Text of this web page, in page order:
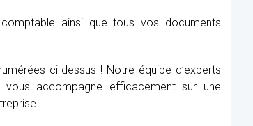
ainsi que tous vos documents
ci-dessus ! Notre équipe d’experts
accompagne efficacement sur une